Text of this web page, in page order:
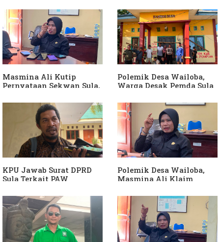
Soal Intervensi Politik,
Langkah Wakil Ketua
Komisi I Bukan
intervensi Politik
Dituding Jadikan
Bendahara Desa Wailoba
sebagai "ATM Berjalan",
Armin Soamole: Harus
Dibuktikan
Masmina Ali Kutip
Pernyataan Sekwan Sula,
Diduga Jadikan
Keponakan "ATM
Berjalan"
Polemik Desa Wailoba,
Warga Desak Pemda Sula
APH Usut Dugaan
Penyimpangan Dana Desa
KPU Jawab Surat DPRD
Sula Terkait PAW
Hanura
Polemik Desa Wailoba,
Masmina Ali Klaim
Keterlibatan Ketua PKB
Sula